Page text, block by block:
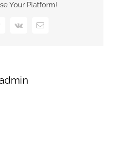
Your Platform!
PinterestVk Email